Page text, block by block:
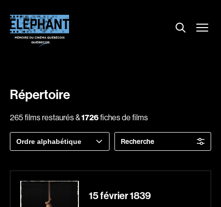
Menu
Explorer le répertoire
Nouvelles
À propos
Comment louer un film ?
FAQ
About us
Répertoire
265 films restaurés &1726fiches de films
Trier
par
Recherche
15 février 1839